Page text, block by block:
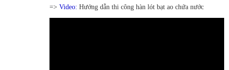
=> Video: Hướng dẫn thi công hàn lót bạt ao chứa nước